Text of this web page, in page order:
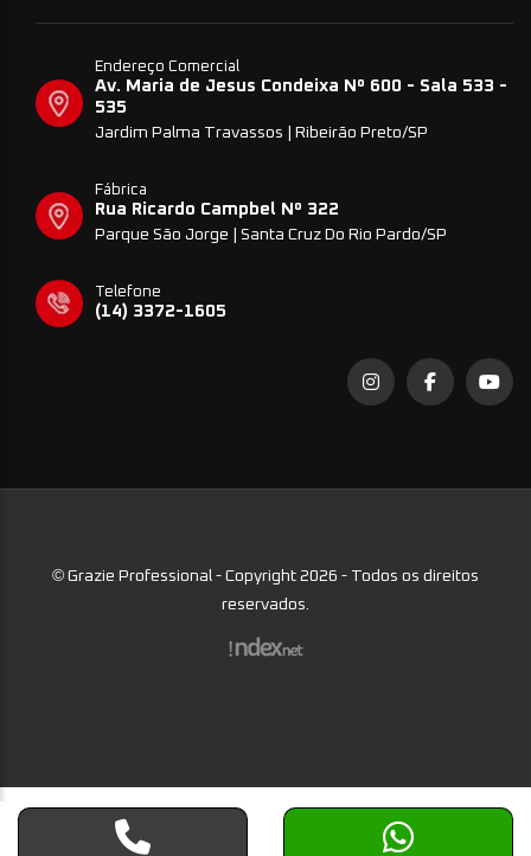
Endereço Comercial
Av. Maria de Jesus Condeixa Nº 600 - Sala 533 -
535
Jardim Palma Travassos | Ribeirão Preto/SP
Fábrica
Rua Ricardo Campbel Nº 322
Parque São Jorge | Santa Cruz Do Rio Pardo/SP
Telefone
(14) 3372-1605
© Grazie Professional - Copyright 2026 - Todos os direitos
reservados.